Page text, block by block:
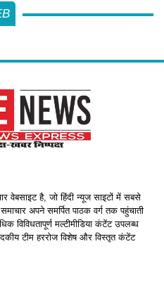
वेबसाइट है, जो हिंदी न्यूज साइटों में सबसे
अपने समर्पित पाठक वर्ग तक पहुंचाती
विविधतापूर्ण मल्टीमीडिया कंटेंट उपलब्ध
टीम हररोज विशेष और विस्तृत कंटेंट